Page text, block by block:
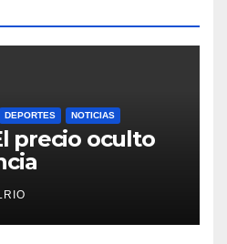
DEPORTES NOTICIAS
precio oculto